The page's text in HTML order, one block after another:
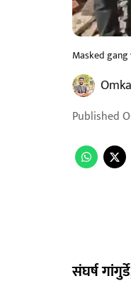
Masked
Published
संघर्ष